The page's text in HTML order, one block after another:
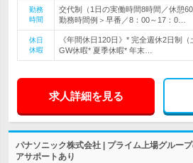
勤務
時間
交代制（1日の実働時間8時間／休憩
勤務時間例＞早番／8：00～17：0…
休日
休暇
《年間休日120日》* 完全週休2日制
GW休暇* 夏季休暇* 年末…
求人詳細を見る
パナソニック株式会社 | プライム上場グルー
アサポートあり